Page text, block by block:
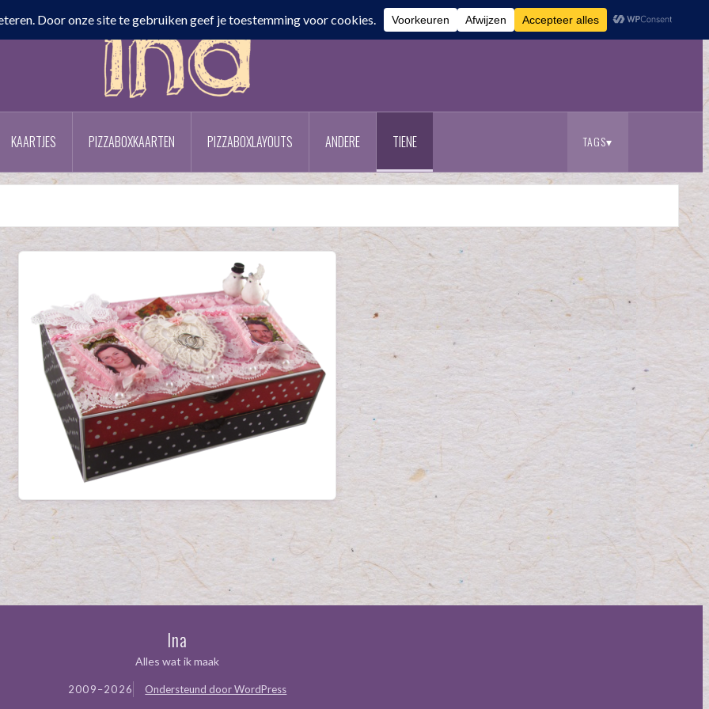
TAGS
KAARTJES PIZZABOXKAARTEN PIZZABOXLAYOUTS ANDERE TIENE
Ina
Alles wat ik maak
2009–2026 Ondersteund door WordPress